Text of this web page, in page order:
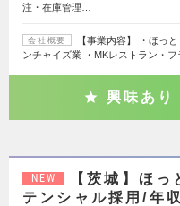
注・在庫管理…
会社概要
【事業内容】 ・ほっ
ンチャイズ業 ・MKレストラン・
興味あり
NEW
【茨城】ほ
テンシャル採用/年